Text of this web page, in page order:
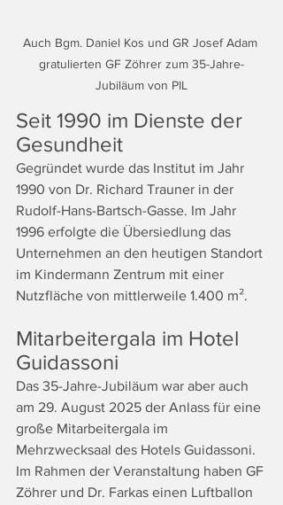
Auch Bgm. Daniel Kos und GR Josef Adam
gratulierten GF Zöhrer zum 35-Jahre-
Jubiläum von PIL
Seit 1990 im Dienste der
Gesundheit
Gegründet wurde das Institut im Jahr
1990 von Dr. Richard Trauner in der
Rudolf-Hans-Bartsch-Gasse. Im Jahr
1996 erfolgte die Übersiedlung das
Unternehmen an den heutigen Standort
im Kindermann Zentrum mit einer
Nutzfläche von mittlerweile 1.400 m².
Mitarbeitergala im Hotel
Guidassoni
Das 35-Jahre-Jubiläum war aber auch
am 29. August 2025 der Anlass für eine
große Mitarbeitergala im
Mehrzwecksaal des Hotels Guidassoni.
Im Rahmen der Veranstaltung haben GF
Zöhrer und Dr. Farkas einen Luftballon